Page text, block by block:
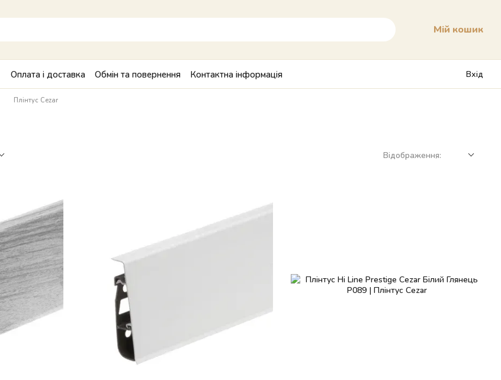
Мій кошик
Оплата і доставка Обмін та повернення Контактна інформація Вхід
Плінтус Cezar
Відображення: